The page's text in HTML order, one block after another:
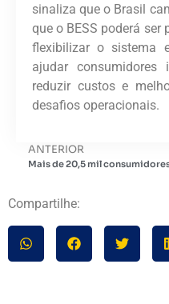
sinaliza que o Brasil
que o BESS poderá ser
flexibilizar o sistema
ajudar
reduzir custos e
desafios operacionais.
ANTERIOR
Compartilhe: